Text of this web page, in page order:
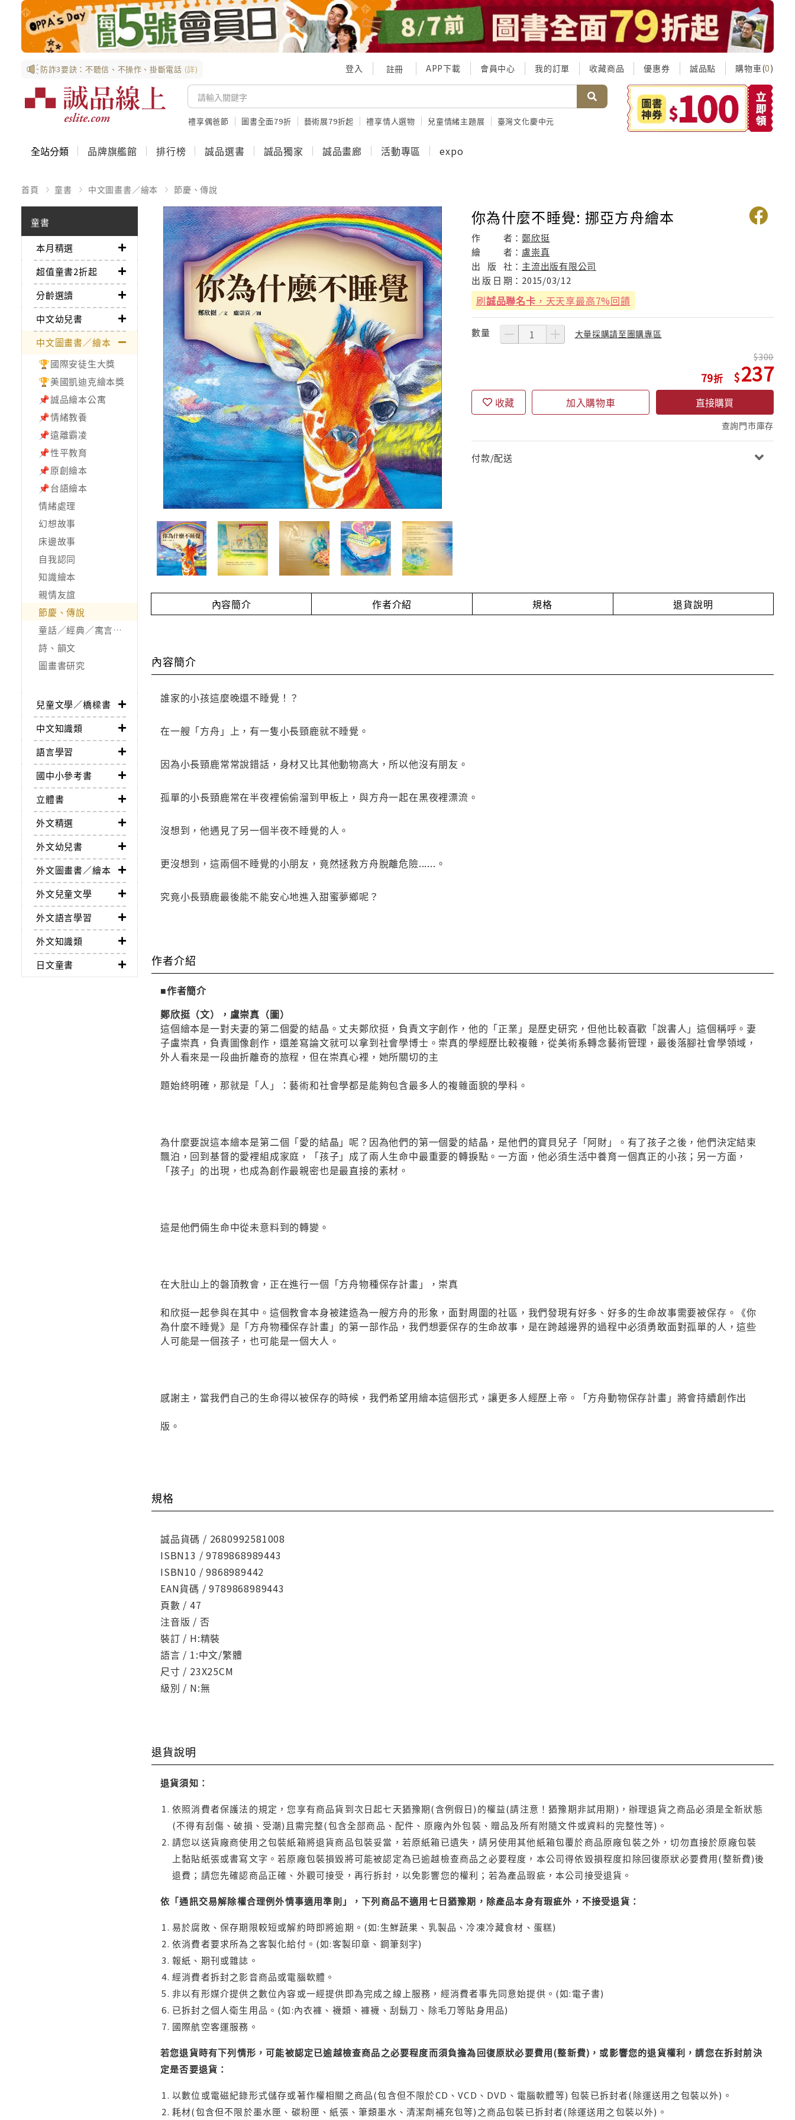
防詐3要訣：不聽信、不操作、掛斷電話 (詳) 登入 註冊 APP下載 會員中心 我的訂單 收藏商品 優惠券 誠品點 購物車(0)
禮享偶爸節 圖書全面79折 藝術展79折起 禮享情人選物 兒童情緒主題展 臺灣文化慶中元
全站分類 品牌旗艦館 排行榜 誠品選書 誠品獨家 誠品畫廊 活動專區 expo
首頁 童書 中文圖畫書／繪本 節慶、傳說
童書
本月精選
超值童書2折起
分齡選讀
中文幼兒書
中文圖畫書／繪本
🏆國際安徒生大獎
🏆美國凱迪克繪本獎
📌誠品繪本公寓
📌情緒教養
📌遠離霸凌
📌性平教育
📌原創繪本
📌台語繪本
情緒處理
幻想故事
床邊故事
自我認同
知識繪本
親情友誼
節慶、傳說
童話／經典／寓言故事
詩、韻文
圖畫書研究
兒童文學／橋樑書
中文知識類
語言學習
國中小參考書
立體書
外文精選
外文幼兒書
外文圖畫書／繪本
外文兒童文學
外文語言學習
外文知識類
日文童書
你為什麼不睡覺: 挪亞方舟繪本
作 者：鄭欣挺
繪
者： 盧崇真
出
版 社： 主流出版有限公司
出 版 日 期： 2015/03/12
刷誠品聯名卡 ，天天享最高7%回饋
數量 大量採購請至團購專區
79
300
237
收藏 加入購物車 直接購買
查詢門市庫存
付款/配送
內容簡介 作者介紹 規格 退貨說明
內容簡介
誰家的小孩這麼晚還不睡覺！？
在一艘「方舟」上，有一隻小長頸鹿就不睡覺。
因為小長頸鹿常常說錯話，身材又比其他動物高大，所以他沒有朋友。
孤單的小長頸鹿常在半夜裡偷偷溜到甲板上，與方舟一起在黑夜裡漂流。
沒想到，他遇見了另一個半夜不睡覺的人。
更沒想到，這兩個不睡覺的小朋友，竟然拯救方舟脫離危險......。
究竟小長頸鹿最後能不能安心地進入甜蜜夢鄉呢？
作者介紹
■作者簡介
鄭欣挺（文），盧崇真（圖）
這個繪本是一對夫妻的第二個愛的結晶。丈夫鄭欣挺，負責文字創作，他的「正業」是歷史研究，但他比較喜歡「說書人」這個稱呼。妻
子盧崇真，負責圖像創作，還差寫論文就可以拿到社會學博士。崇真的學經歷比較複雜，從美術系轉念藝術管理，最後落腳社會學領域，
外人看來是一段曲折離奇的旅程，但在崇真心裡，她所關切的主
題始終明確，那就是「人」：藝術和社會學都是能夠包含最多人的複雜面貌的學科。
為什麼要說這本繪本是第二個「愛的結晶」呢？因為他們的第一個愛的結晶，是他們的寶貝兒子「阿財」。有了孩子之後，他們決定結束
飄泊，回到基督的愛裡組成家庭，「孩子」成了兩人生命中最重要的轉捩點。一方面，他必須生活中養育一個真正的小孩；另一方面，
「孩子」的出現，也成為創作最親密也是最直接的素材。
這是他們倆生命中從未意料到的轉變。
在大肚山上的磐頂教會，正在進行一個「方舟物種保存計畫」，崇真
和欣挺一起參與在其中。這個教會本身被建造為一艘方舟的形象，面對周圍的社區，我們發現有好多、好多的生命故事需要被保存。《你
為什麼不睡覺》是「方舟物種保存計畫」的第一部作品，我們想要保存的生命故事，是在跨越邊界的過程中必須勇敢面對孤單的人，這些
人可能是一個孩子，也可能是一個大人。
感謝主，當我們自己的生命得以被保存的時候，我們希望用繪本這個形式，讓更多人經歷上帝。「方舟動物保存計畫」將會持續創作出
版。
規格
誠品貨碼 / 2680992581008
ISBN13 / 9789868989443
ISBN10 / 9868989442
EAN貨碼 / 9789868989443
頁數 / 47
注音版 / 否
裝訂 / H:精裝
語言 / 1:中文/繁體
尺寸 / 23X25CM
級別 / N:無
退貨說明
退貨須知：
依照消費者保護法的規定，您享有商品貨到次日起七天猶豫期(含例假日)的權益(請注意！猶豫期非試用期)，辦理退貨之商品必須是全新狀態
(不得有刮傷、破損、受潮)且需完整(包含全部商品、配件、原廠內外包裝、贈品及所有附隨文件或資料的完整性等)。
請您以送貨廠商使用之包裝紙箱將退貨商品包裝妥當，若原紙箱已遺失，請另使用其他紙箱包覆於商品原廠包裝之外，切勿直接於原廠包裝
上黏貼紙張或書寫文字。若原廠包裝損毀將可能被認定為已逾越檢查商品之必要程度，本公司得依毀損程度扣除回復原狀必要費用(整新費)後
退費；請您先確認商品正確、外觀可接受，再行拆封，以免影響您的權利；若為產品瑕疵，本公司接受退貨。
依「通訊交易解除權合理例外情事適用準則」，下列商品不適用七日猶豫期，除產品本身有瑕疵外，不接受退貨：
易於腐敗、保存期限較短或解約時即將逾期。(如:生鮮蔬果、乳製品、冷凍冷藏食材、蛋糕)
依消費者要求所為之客製化給付。(如:客製印章、鋼筆刻字)
報紙、期刊或雜誌。
經消費者拆封之影音商品或電腦軟體。
非以有形媒介提供之數位內容或一經提供即為完成之線上服務，經消費者事先同意始提供。(如:電子書)
已拆封之個人衛生用品。(如:內衣褲、襪類、褲襪、刮鬍刀、除毛刀等貼身用品)
國際航空客運服務。
若您退貨時有下列情形，可能被認定已逾越檢查商品之必要程度而須負擔為回復原狀必要費用(整新費)，或影響您的退貨權利，請您在拆封前決
定是否要退貨：
以數位或電磁紀錄形式儲存或著作權相關之商品(包含但不限於CD、VCD、DVD、電腦軟體等) 包裝已拆封者(除運送用之包裝以外)。
耗材(包含但不限於墨水匣、碳粉匣、紙張、筆類墨水、清潔劑補充包等)之商品包裝已拆封者(除運送用之包裝以外)。